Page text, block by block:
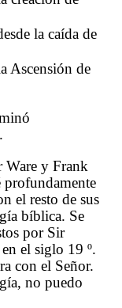
la caída de
Ascensión de
Ware y Frank
profundamente
el resto de sus
bíblica. Se
por Sir
el siglo 19 º.
con el Señor.
no puedo